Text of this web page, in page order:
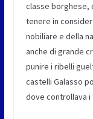
classe borghese,
tenere in
nobiliare e della
anche di grande
punire i ribelli
castelli Galasso
dove controllava i